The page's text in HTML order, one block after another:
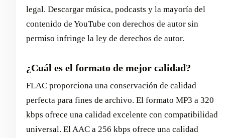
legal. Descargar música, podcasts y la mayoría del
contenido de YouTube con derechos de autor sin
permiso infringe la ley de derechos de autor.
¿Cuál es el formato de mejor calidad?
FLAC proporciona una conservación de calidad
perfecta para fines de archivo. El formato MP3 a 320
kbps ofrece una calidad excelente con compatibilidad
universal. El AAC a 256 kbps ofrece una calidad